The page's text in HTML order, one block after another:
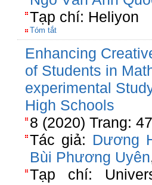
Tạp chí: Heliyon
Tóm tắt
Enhancing
of Students in
experimental
High Schools
8 (2020) Trang:
Tác giả: Dương
Bùi Phương Uyên
Tạp chí: